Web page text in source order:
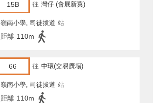
15B 往 灣仔 (會展新翼)
嶺南小學, 司徒拔道 站
距離 110m
66 往 中環(交易廣場)
嶺南小學, 司徒拔道 站
距離 110m